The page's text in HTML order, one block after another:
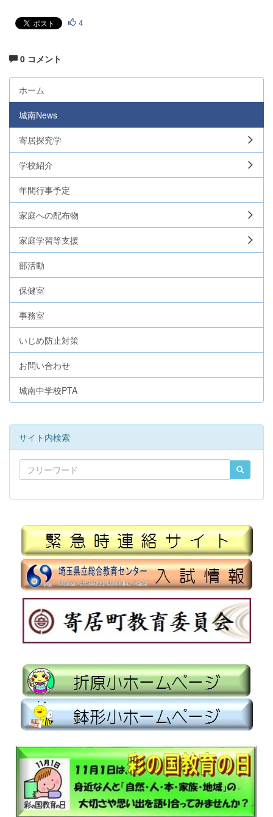
4
0 コメント
ホーム
城南News
寄居探究学
学校紹介
年間行事予定
家庭への配布物
家庭学習等支援
部活動
保健室
事務室
いじめ防止対策
お問い合わせ
城南中学校PTA
サイト内検索